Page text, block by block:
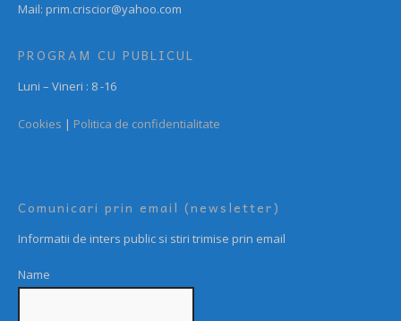
Mail: prim.criscior@yahoo.com
PROGRAM CU PUBLICUL
Luni – Vineri : 8 -16
Cookies | Politica de confidentialitate
Comunicari prin email (newsletter)
Informatii de inters public si stiri trimise prin email
Name